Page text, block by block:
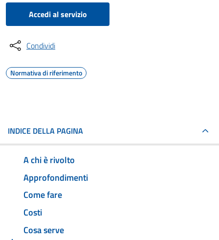
Accedi al servizio
Condividi
Normativa di riferimento
INDICE DELLA PAGINA
A chi è rivolto
Approfondimenti
Come fare
Costi
Cosa serve